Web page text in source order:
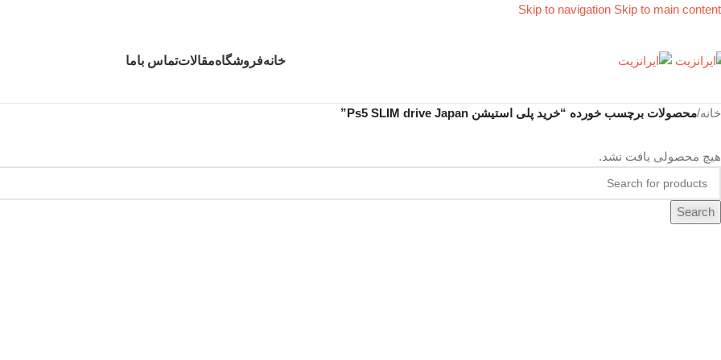
Skip to navigation Skip to main content
خانهفروشگاهمقالاتتماس باما
خانه/محصولات برچسب خورده “خرید پلی استیشن Ps5 SLIM drive Japan”
هیچ محصولی یافت نشد.
Search